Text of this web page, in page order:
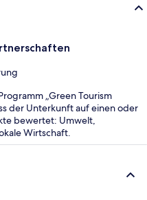
„Green Tourism
der Unterkunft auf einen oder
bewertet: Umwelt,
Wirtschaft.